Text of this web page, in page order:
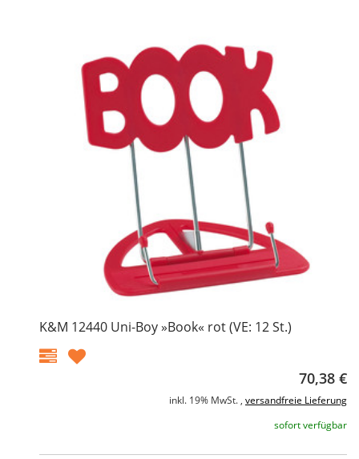
K&M 12440 Uni-Boy »Book« rot (VE: 12 St.)
70,38 €
inkl. 19% MwSt. , versandfreie Lieferung
sofort verfügbar